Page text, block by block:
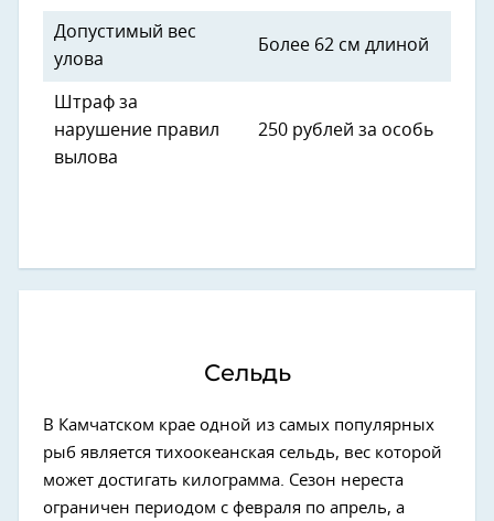
Допустимый вес
улова
Более 62 см длиной
Штраф за
нарушение правил
вылова
250 рублей за особь
Сельдь
В Камчатском крае одной из самых популярных
рыб является тихоокеанская сельдь, вес которой
может достигать килограмма. Сезон нереста
ограничен периодом с февраля по апрель, а